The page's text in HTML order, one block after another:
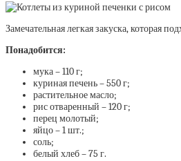
Замечательная легкая закуска, которая
Понадобится:
мука – 110 г;
куриная печень – 550 г;
растительное масло;
рис отваренный – 120 г;
перец молотый;
яйцо – 1 шт.;
соль;
белый хлеб – 75 г.